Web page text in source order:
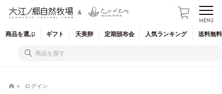
&
商品を選ぶ ギフト 天美卵 定期頒布会 人気ランキング 送料無
ログイン